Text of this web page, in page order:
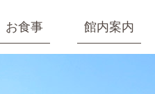
お食事 館内案内